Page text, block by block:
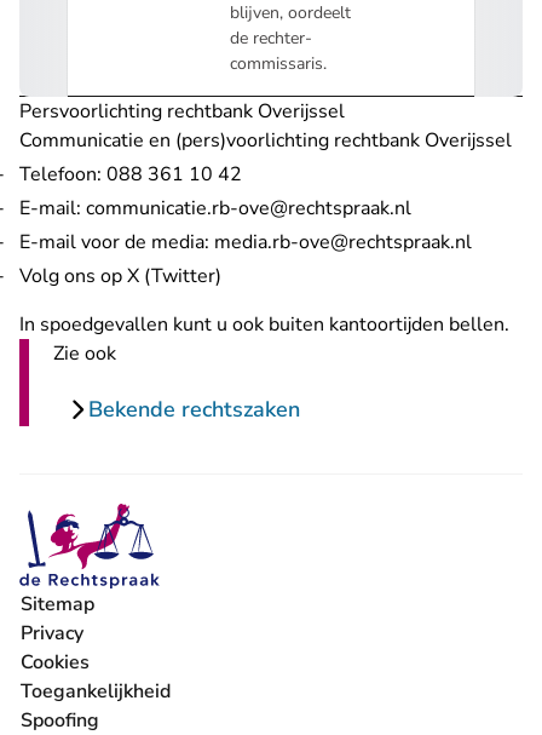
blijven, oordeelt
de rechter-
commissaris.
Persvoorlichting rechtbank Overijssel
Communicatie en (pers)voorlichting rechtbank Overijssel
Telefoon: 088 361 10 42
E-mail: communicatie.rb-ove@rechtspraak.nl- U verlaat
E-mail voor de media: media.rb-ove@rechtspraak.nl- U
Volg ons op X (Twitter)
In spoedgevallen kunt u ook buiten kantoortijden bellen.
Zie ook
Bekende rechtszaken
Sitemap
Privacy
Cookies
Toegankelijkheid
Spoofing